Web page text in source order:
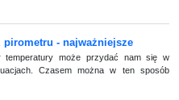
pirometru - najważniejsze
temperatury może przydać nam się w
Czasem można w ten sposób